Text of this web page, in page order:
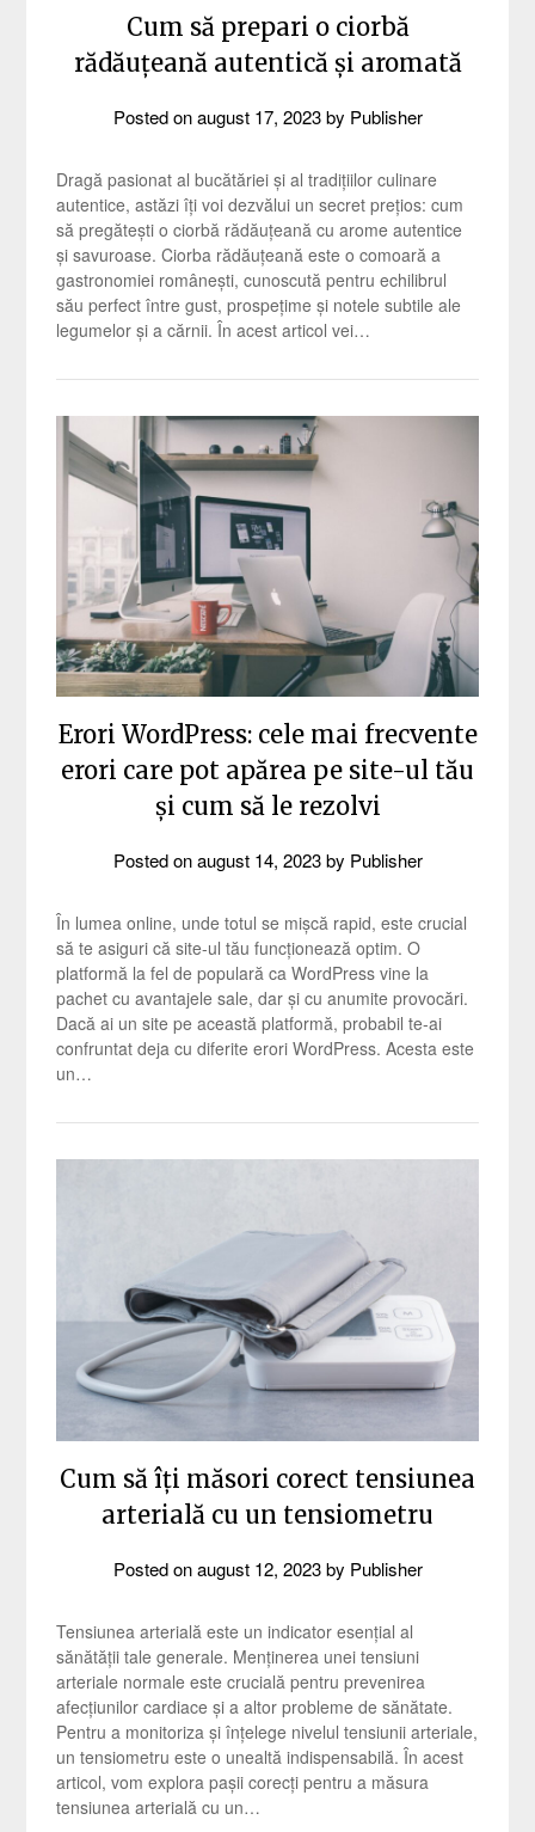
Cum să prepari o ciorbă
rădăuțeană autentică și aromată
Posted onaugust 17, 2023by Publisher
Dragă pasionat al bucătăriei și al tradițiilor culinare
autentice, astăzi îți voi dezvălui un secret prețios: cum
să pregătești o ciorbă rădăuțeană cu arome autentice
și savuroase. Ciorba rădăuțeană este o comoară a
gastronomiei românești, cunoscută pentru echilibrul
său perfect între gust, prospețime și notele subtile ale
legumelor și a cărnii. În acest articol vei…
Erori WordPress: cele mai frecvente
erori care pot apărea pe site-ul tău
și cum să le rezolvi
Posted onaugust 14, 2023by Publisher
În lumea online, unde totul se mișcă rapid, este crucial
să te asiguri că site-ul tău funcționează optim. O
platformă la fel de populară ca WordPress vine la
pachet cu avantajele sale, dar și cu anumite provocări.
Dacă ai un site pe această platformă, probabil te-ai
confruntat deja cu diferite erori WordPress. Acesta este
un…
Cum să îți măsori corect tensiunea
arterială cu un tensiometru
Posted onaugust 12, 2023by Publisher
Tensiunea arterială este un indicator esențial al
sănătății tale generale. Menținerea unei tensiuni
arteriale normale este crucială pentru prevenirea
afecțiunilor cardiace și a altor probleme de sănătate.
Pentru a monitoriza și înțelege nivelul tensiunii arteriale,
un tensiometru este o unealtă indispensabilă. În acest
articol, vom explora pașii corecți pentru a măsura
tensiunea arterială cu un…